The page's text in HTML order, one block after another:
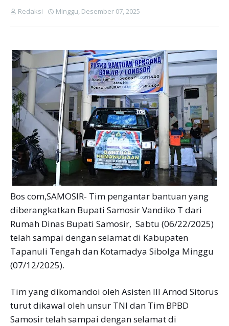
Redaksi Minggu, Desember 07, 2025
Bos com,SAMOSIR- Tim pengantar bantuan yang
diberangkatkan Bupati Samosir Vandiko T dari
Rumah Dinas Bupati Samosir, Sabtu (06/22/2025)
telah sampai dengan selamat di Kabupaten
Tapanuli Tengah dan Kotamadya Sibolga Minggu
(07/12/2025).
Tim yang dikomandoi oleh Asisten III Arnod Sitorus
turut dikawal oleh unsur TNI dan Tim BPBD
Samosir telah sampai dengan selamat di